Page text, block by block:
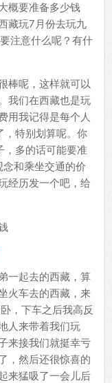
概要准备多少钱
藏玩7月份去玩九
注意什么呢？有什
棒呢，这样就可以
我们在西藏也是玩
用我记得是每个人
，特别划算呢。你
，多的话可能要准
和乘坐交通的价
经历发一个吧，给
一起去的西藏，算
火车去的西藏，来
，下车之后我高反
人来带着我们玩
来接我们就挺幸亏
，然后还很惊喜的
来猛吸了一会儿后